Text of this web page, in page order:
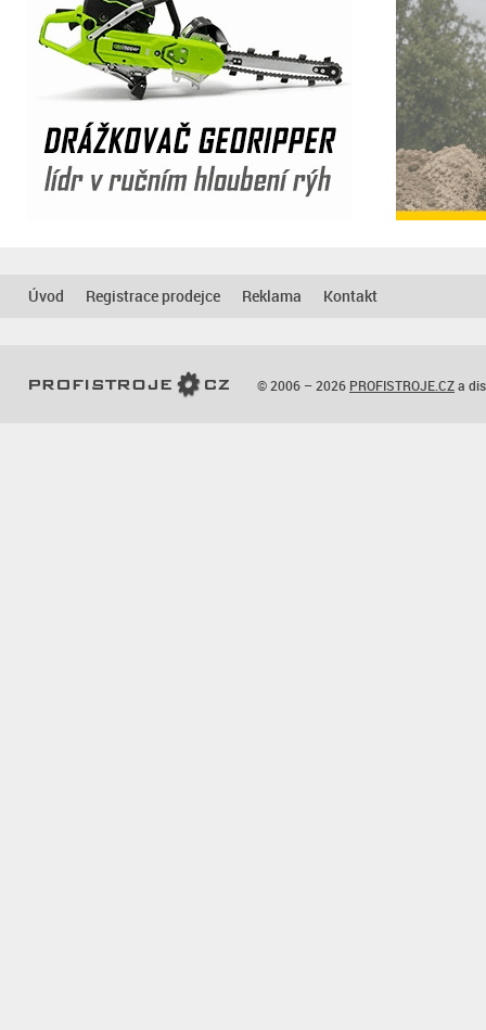
Úvod Registrace prodejce Reklama Kontakt
© 2006 – 2026 PROFISTROJE.CZa